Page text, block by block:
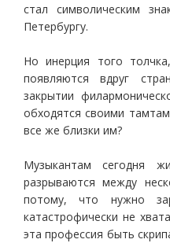
стал символическим
Петербургу.
Но инерция того
появляются вдруг
закрытии
обходятся своими
все же близки им?
Музыкантам сегодня
разрываются между
потому, что нужно
катастрофически не
эта профессия быть